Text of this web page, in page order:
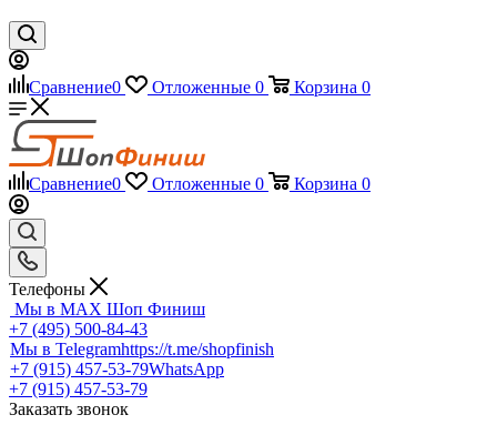
Сравнение0 Отложенные 0 Корзина 0
Сравнение0 Отложенные 0 Корзина 0
Телефоны
Мы в MAX Шоп Финиш
+7 (495) 500-84-43
Мы в Telegramhttps://t.me/shopfinish
+7 (915) 457-53-79WhatsApp
+7 (915) 457-53-79
Заказать звонок